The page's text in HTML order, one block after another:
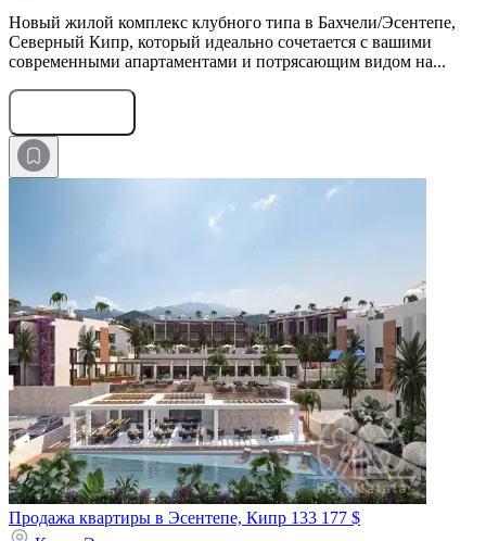
Новый жилой комплекс клубного типа в Бахчели/Эсентепе,
Северный Кипр, который идеально сочетается с вашими
современными апартаментами и потрясающим видом на...
Продажа квартиры в Эсентепе, Кипр 133 177 $